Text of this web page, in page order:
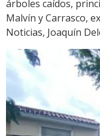
árboles caídos,
Malvín y Carrasco,
Noticias, Joaquín